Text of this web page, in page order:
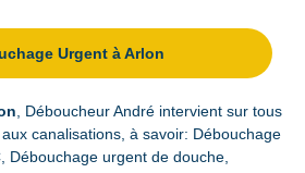
Urgent à Arlon
, Déboucheur André intervient sur tous
canalisations, à savoir: Débouchage
Débouchage urgent de douche,